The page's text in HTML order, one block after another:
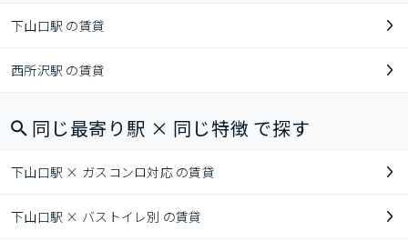
下山口駅 の賃貸
西所沢駅 の賃貸
同じ最寄り駅 × 同じ特徴 で探す
下山口駅 × ガスコンロ対応 の賃貸
下山口駅 × バストイレ別 の賃貸